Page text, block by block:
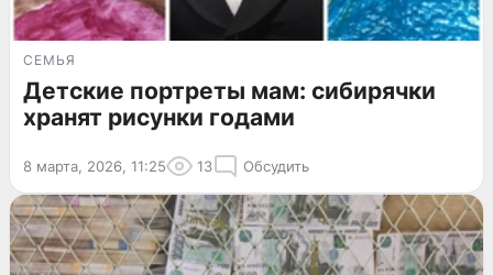
СЕМЬЯ
Детские портреты мам: сибирячки
хранят рисунки годами
8 марта, 2026, 11:25 13 Обсудить